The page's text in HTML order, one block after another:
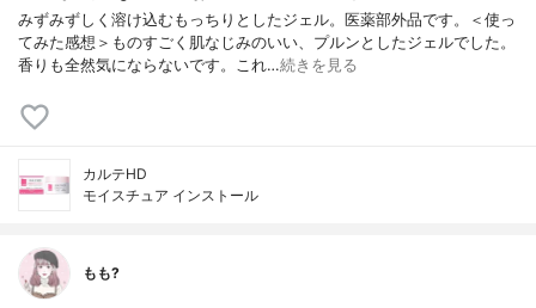
みずみずしく溶け込むもっちりとしたジェル。医薬部外品です。＜使っ
てみた感想＞ものすごく肌なじみのいい、プルンとしたジェルでした。
香りも全然気にならないです。これ…続きを見る
カルテHD
モイスチュア インストール
もも?